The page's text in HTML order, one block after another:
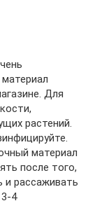
Для
растений.
материал
после того,
и рассаживать
4